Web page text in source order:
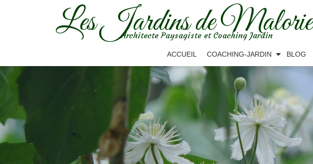
Les Jardins de Malorie
Architecte Paysagiste et Coaching Jardin
ACCUEIL COACHING-JARDIN BLOG